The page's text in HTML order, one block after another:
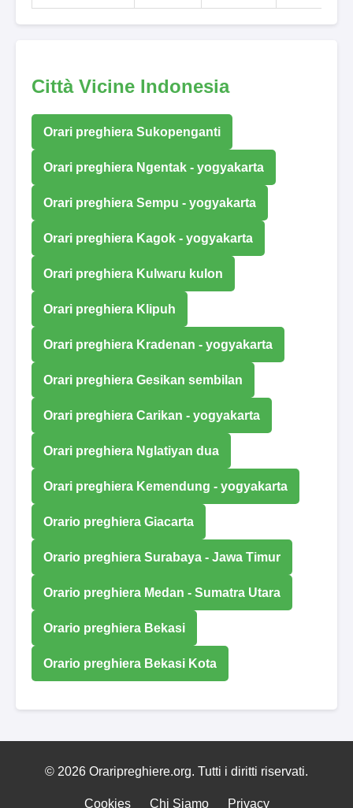
Città Vicine Indonesia
Orari preghiera Sukopenganti
Orari preghiera Ngentak - yogyakarta
Orari preghiera Sempu - yogyakarta
Orari preghiera Kagok - yogyakarta
Orari preghiera Kulwaru kulon
Orari preghiera Klipuh
Orari preghiera Kradenan - yogyakarta
Orari preghiera Gesikan sembilan
Orari preghiera Carikan - yogyakarta
Orari preghiera Nglatiyan dua
Orari preghiera Kemendung - yogyakarta
Orario preghiera Giacarta
Orario preghiera Surabaya - Jawa Timur
Orario preghiera Medan - Sumatra Utara
Orario preghiera Bekasi
Orario preghiera Bekasi Kota
© 2026 Oraripreghiere.org. Tutti i diritti riservati.
Cookies Chi Siamo Privacy